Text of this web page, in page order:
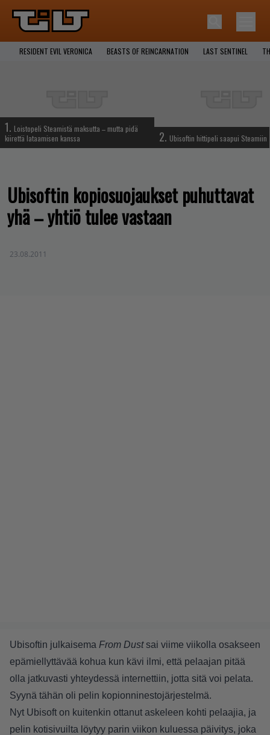
RESIDENT EVIL VERONICA BEASTS OF REINCARNATION LAST SENTINEL
1. Loistopeli Steamistä maksutta – mutta pidä
kiirettä lataamisen kanssa
2. Ubisoftin hittipeli saapui Steamiin
Ubisoftin kopiosuojaukset puhuttavat
yhä – yhtiö tulee vastaan
23.08.2011
Ubisoftin julkaisema From Dustsai viime viikolla osakseen
epämiellyttävää kohua kun kävi ilmi, että pelaajan pitää
olla jatkuvasti yhteydessä internettiin, jotta sitä voi pelata.
Syynä tähän oli pelin kopionninestojärjestelmä.
Nyt Ubisoft on kuitenkin ottanut askeleen kohti pelaajia, ja
pelin kotisivuilta löytyy parin viikon kuluessa päivitys, joka